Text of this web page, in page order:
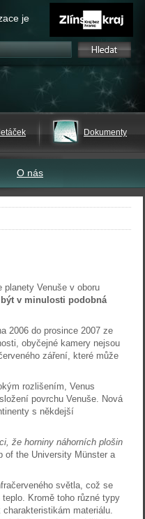
je
Dokumenty
O nás
Venuše v oboru
v minulosti podobná
2006 do prosince 2007 ze
obyčejné kamery nejsou
záření, které může
rozlišením, Venus
povrchu Venuše. Nová
s někdejší
že horniny náhorních plošin
of the University Münster a
světla, což se
Kromě toho různé typy
materiálu.